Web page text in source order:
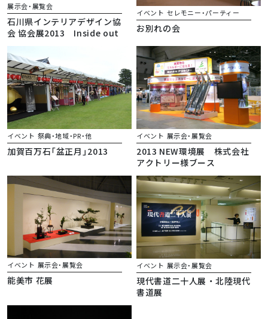
展示会・展覧会
石川県インテリアデザイン協
会 協会展2013 Inside out
イベント セレモニー・パーティー
お別れの会
イベント 祭典・地域・PR・他
加賀百万石「盆正月」2013
イベント 展示会・展覧会
2013 NEW環境展 株式会社
アクトリー様ブース
イベント 展示会・展覧会
能美市 花展
イベント 展示会・展覧会
現代書道二十人展 ・ 北陸現代
書道展